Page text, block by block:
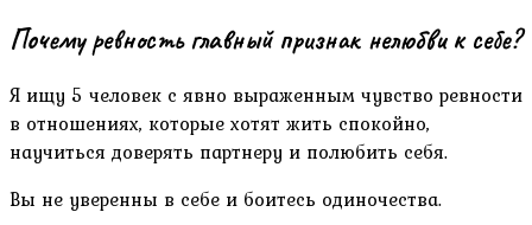
Почему ревность главный признак нелюбви к себе?
Я ищу 5 человек с явно выраженным чувство ревности
в отношениях, которые хотят жить спокойно,
научиться доверять партнеру и полюбить себя.
Вы не уверенны в себе и боитесь одиночества.